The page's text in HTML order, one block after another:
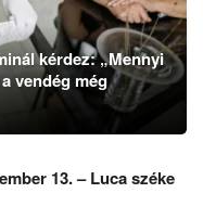
kérdez: „Mennyi
vendég még
13. – Luca széke